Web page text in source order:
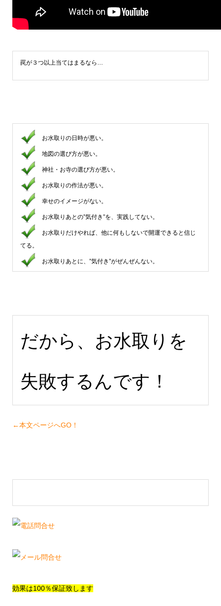
罠が３つ以上当てはまるなら…
お水取りの日時が悪い。
地図の選び方が悪い。
神社・お寺の選び方が悪い。
お水取りの作法が悪い。
幸せのイメージがない。
お水取りあとの”気付き”を、実践してない。
お水取りだけやれば、他に何もしないで開運できると信じ
てる。
お水取りあとに、”気付き”がぜんぜんない。
だから、お水取りを
失敗するんです！
←本文ページへGO！
効果は100％保証致します